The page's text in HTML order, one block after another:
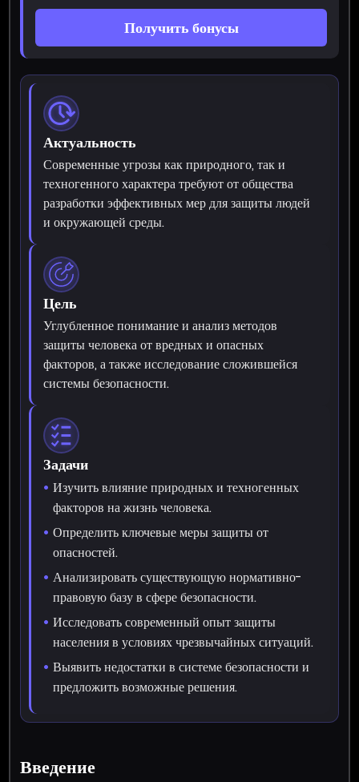
Получить бонусы
Актуальность
Современные угрозы как природного, так и
техногенного характера требуют от общества
разработки эффективных мер для защиты людей
и окружающей среды.
Цель
Углубленное понимание и анализ методов
защиты человека от вредных и опасных
факторов, а также исследование сложившейся
системы безопасности.
Задачи
Изучить влияние природных и техногенных
факторов на жизнь человека.
Определить ключевые меры защиты от
опасностей.
Анализировать существующую нормативно-
правовую базу в сфере безопасности.
Исследовать современный опыт защиты
населения в условиях чрезвычайных ситуаций.
Выявить недостатки в системе безопасности и
предложить возможные решения.
Введение